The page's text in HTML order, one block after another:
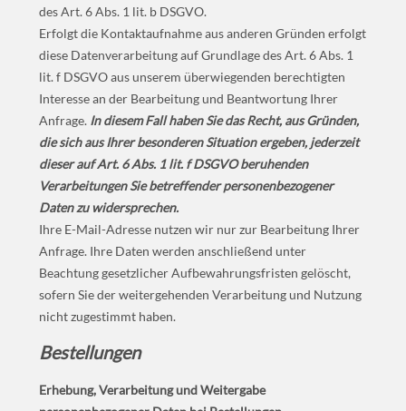
des Art. 6 Abs. 1 lit. b DSGVO.
Erfolgt die Kontaktaufnahme aus anderen Gründen erfolgt
diese Datenverarbeitung auf Grundlage des Art. 6 Abs. 1
lit. f DSGVO aus unserem überwiegenden berechtigten
Interesse an der Bearbeitung und Beantwortung Ihrer
Anfrage. In diesem Fall haben Sie das Recht, aus Gründen,
die sich aus Ihrer besonderen Situation ergeben, jederzeit
dieser auf Art. 6 Abs. 1 lit. f DSGVO beruhenden
Verarbeitungen Sie betreffender personenbezogener
Daten zu widersprechen.
Ihre E-Mail-Adresse nutzen wir nur zur Bearbeitung Ihrer
Anfrage. Ihre Daten werden anschließend unter
Beachtung gesetzlicher Aufbewahrungsfristen gelöscht,
sofern Sie der weitergehenden Verarbeitung und Nutzung
nicht zugestimmt haben.
Bestellungen
Erhebung, Verarbeitung und Weitergabe